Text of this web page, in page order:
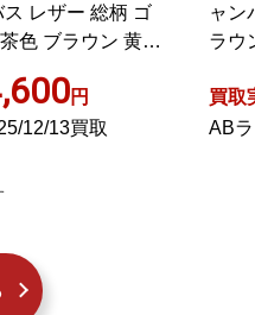
ルダーバッグ ブ
円
10/22買取
ショ
買取
Aラ